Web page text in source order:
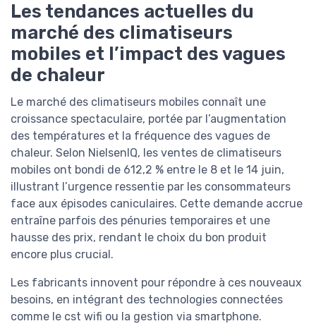
Les tendances actuelles du
marché des climatiseurs
mobiles et l’impact des vagues
de chaleur
Le marché des climatiseurs mobiles connaît une
croissance spectaculaire, portée par l’augmentation
des températures et la fréquence des vagues de
chaleur. Selon NielsenIQ, les ventes de climatiseurs
mobiles ont bondi de 612,2 % entre le 8 et le 14 juin,
illustrant l’urgence ressentie par les consommateurs
face aux épisodes caniculaires. Cette demande accrue
entraîne parfois des pénuries temporaires et une
hausse des prix, rendant le choix du bon produit
encore plus crucial.
Les fabricants innovent pour répondre à ces nouveaux
besoins, en intégrant des technologies connectées
comme le cst wifi ou la gestion via smartphone.